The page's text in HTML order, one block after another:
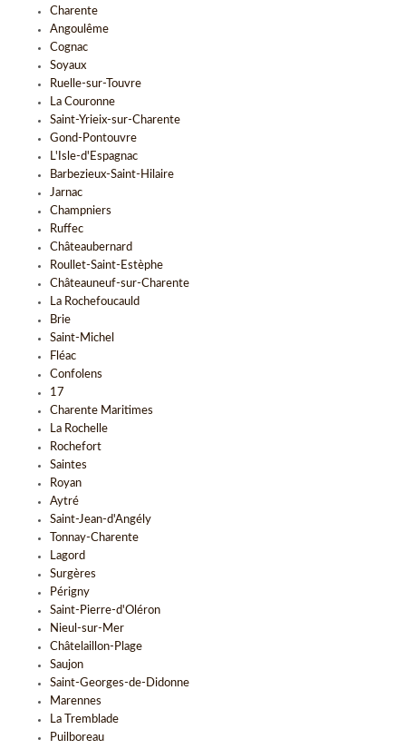
Charente
Angoulême
Cognac
Soyaux
Ruelle-sur-Touvre
La Couronne
Saint-Yrieix-sur-Charente
Gond-Pontouvre
L'Isle-d'Espagnac
Barbezieux-Saint-Hilaire
Jarnac
Champniers
Ruffec
Châteaubernard
Roullet-Saint-Estèphe
Châteauneuf-sur-Charente
La Rochefoucauld
Brie
Saint-Michel
Fléac
Confolens
17
Charente Maritimes
La Rochelle
Rochefort
Saintes
Royan
Aytré
Saint-Jean-d'Angély
Tonnay-Charente
Lagord
Surgères
Périgny
Saint-Pierre-d'Oléron
Nieul-sur-Mer
Châtelaillon-Plage
Saujon
Saint-Georges-de-Didonne
Marennes
La Tremblade
Puilboreau